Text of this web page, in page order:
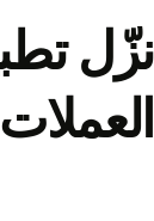
العملات